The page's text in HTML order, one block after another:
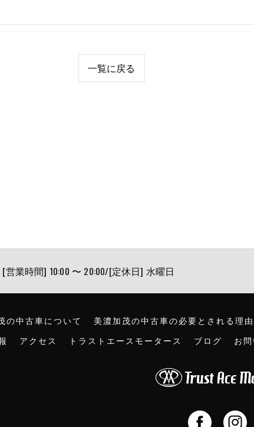
一覧に戻る
[営業時間] 10:00 〜 20:00/[定休日] 水曜日
の中古車について 美濃加茂の中古車の必要とされる理由
アクセス トラストエースモータース ブログ お